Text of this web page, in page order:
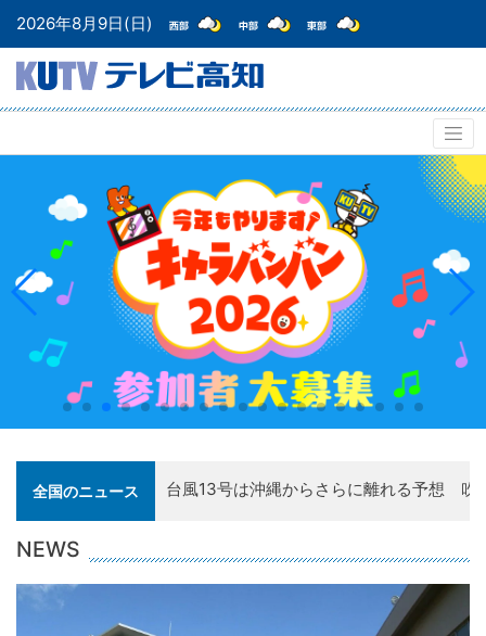
2026年8月9日(日)
全国のニュース
「人類と核兵器は決して共存できない」
NEWS